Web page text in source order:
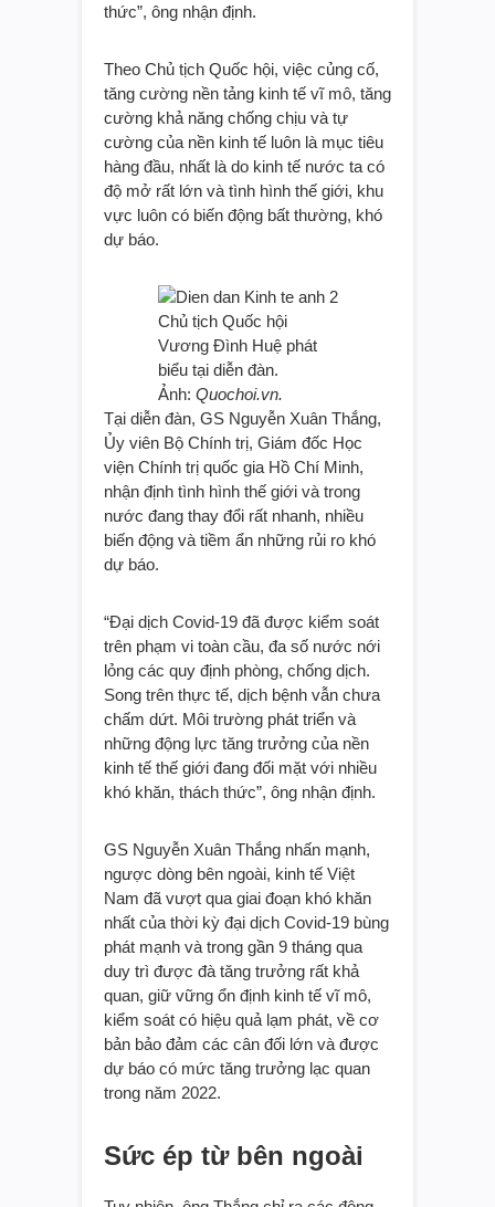
thức”, ông nhận định.
Theo Chủ tịch Quốc hội, việc củng cố,
tăng cường nền tảng kinh tế vĩ mô, tăng
cường khả năng chống chịu và tự
cường của nền kinh tế luôn là mục tiêu
hàng đầu, nhất là do kinh tế nước ta có
độ mở rất lớn và tình hình thế giới, khu
vực luôn có biến động bất thường, khó
dự báo.
Chủ tịch Quốc hội
Vương Đình Huệ phát
biểu tại diễn đàn.
Ảnh: Quochoi.vn.
Tại diễn đàn, GS Nguyễn Xuân Thắng,
Ủy viên Bộ Chính trị, Giám đốc Học
viện Chính trị quốc gia Hồ Chí Minh,
nhận định tình hình thế giới và trong
nước đang thay đổi rất nhanh, nhiều
biến động và tiềm ẩn những rủi ro khó
dự báo.
“Đại dịch Covid-19 đã được kiểm soát
trên phạm vi toàn cầu, đa số nước nới
lỏng các quy định phòng, chống dịch.
Song trên thực tế, dịch bệnh vẫn chưa
chấm dứt. Môi trường phát triển và
những động lực tăng trưởng của nền
kinh tế thế giới đang đối mặt với nhiều
khó khăn, thách thức”, ông nhận định.
GS Nguyễn Xuân Thắng nhấn mạnh,
ngược dòng bên ngoài, kinh tế Việt
Nam đã vượt qua giai đoạn khó khăn
nhất của thời kỳ đại dịch Covid-19 bùng
phát mạnh và trong gần 9 tháng qua
duy trì được đà tăng trưởng rất khả
quan, giữ vững ổn định kinh tế vĩ mô,
kiểm soát có hiệu quả lạm phát, về cơ
bản bảo đảm các cân đối lớn và được
dự báo có mức tăng trưởng lạc quan
trong năm 2022.
Sức ép từ bên ngoài